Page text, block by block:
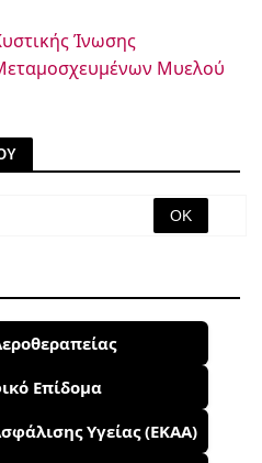
Ίνωσης
Μυελού
Επίδομα
Υγείας (ΕΚΑΑ)